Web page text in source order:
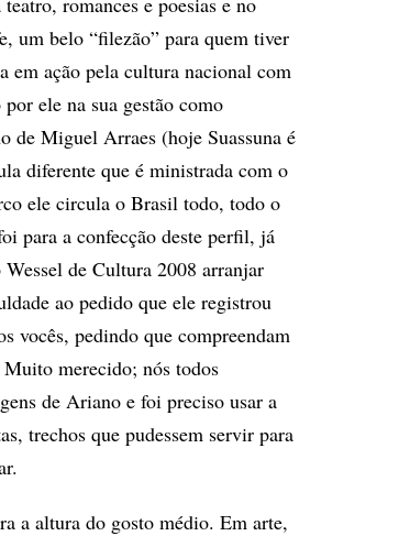
um belo “filezão” para quem tiver
em ação pela cultura nacional com
ele na sua gestão como
de Miguel Arraes (hoje Suassuna é
diferente que é ministrada com o
ele circula o Brasil todo, todo o
para a confecção deste perfil, já
de Cultura 2008 arranjar
ao pedido que ele registrou
vocês, pedindo que compreendam
Muito merecido; nós todos
de Ariano e foi preciso usar a
trechos que pudessem servir para
a altura do gosto médio. Em arte,